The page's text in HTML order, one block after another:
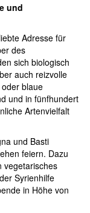
und
Adresse für
des
sich biologisch
auch reizvolle
blaue
und in fünfhundert
Artenvielfalt
und Basti
feiern. Dazu
vegetarisches
Syrienhilfe
in Höhe von